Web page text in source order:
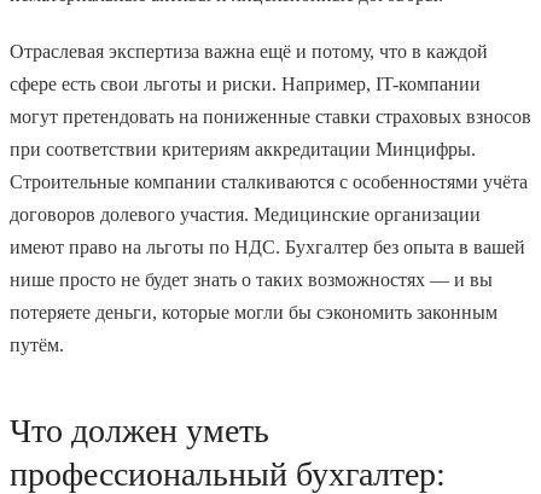
Отраслевая экспертиза важна ещё и потому, что в каждой
сфере есть свои льготы и риски. Например, IT-компании
могут претендовать на пониженные ставки страховых взносов
при соответствии критериям аккредитации Минцифры.
Строительные компании сталкиваются с особенностями учёта
договоров долевого участия. Медицинские организации
имеют право на льготы по НДС. Бухгалтер без опыта в вашей
нише просто не будет знать о таких возможностях — и вы
потеряете деньги, которые могли бы сэкономить законным
путём.
Что должен уметь
профессиональный бухгалтер: